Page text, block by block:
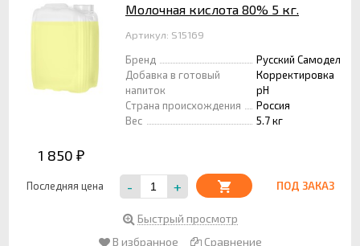
Молочная кислота 80% 5 кг.
Артикул: S15169
Бренд
Русский Самодел
Добавка в готовый
напиток
Корректировка
pH
Страна происхождения
Россия
Вес
5.7 кг
1 850 ₽
Последняя цена - + ПОД ЗАКАЗ
Быстрый просмотр
В избранное
Сравнение